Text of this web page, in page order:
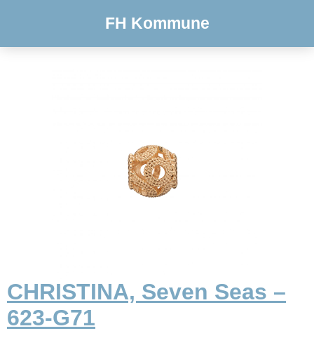
FH Kommune
CHRISTINA, Seven Seas –
623-G71